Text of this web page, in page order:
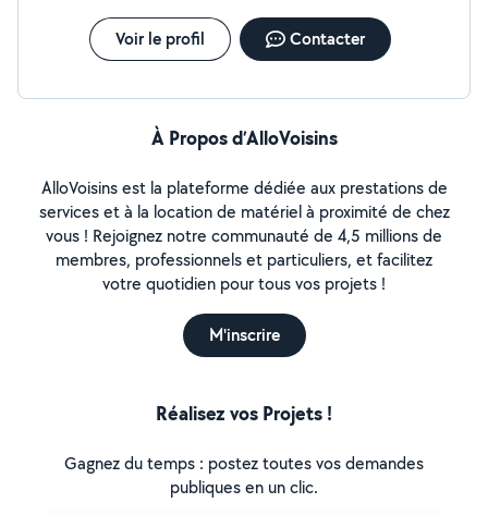
Voir le profil Contacter
À Propos d’AlloVoisins
AlloVoisins est la plateforme dédiée aux prestations de
services et à la location de matériel à proximité de chez
vous ! Rejoignez notre communauté de 4,5 millions de
membres, professionnels et particuliers, et facilitez
votre quotidien pour tous vos projets !
M'inscrire
Réalisez vos Projets !
Gagnez du temps : postez toutes vos demandes
publiques en un clic.